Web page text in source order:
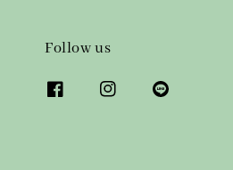
Follow us